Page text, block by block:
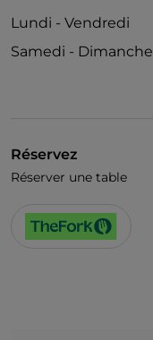
Lundi - Vendredi
Samedi - Dimanche
Réservez
Réserver une table